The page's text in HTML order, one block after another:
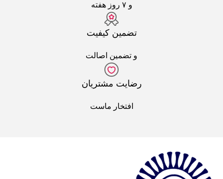
و ۷ روز هفته
تضمین کیفیت
و تضمین اصالت
رضایت مشتریان
افتخار ماست